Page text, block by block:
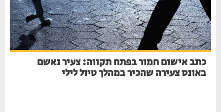
כתב אישום חמור בפתח תקווה: צעיר נאשם
באונס צעירה שהכיר במהלך טיול לילי